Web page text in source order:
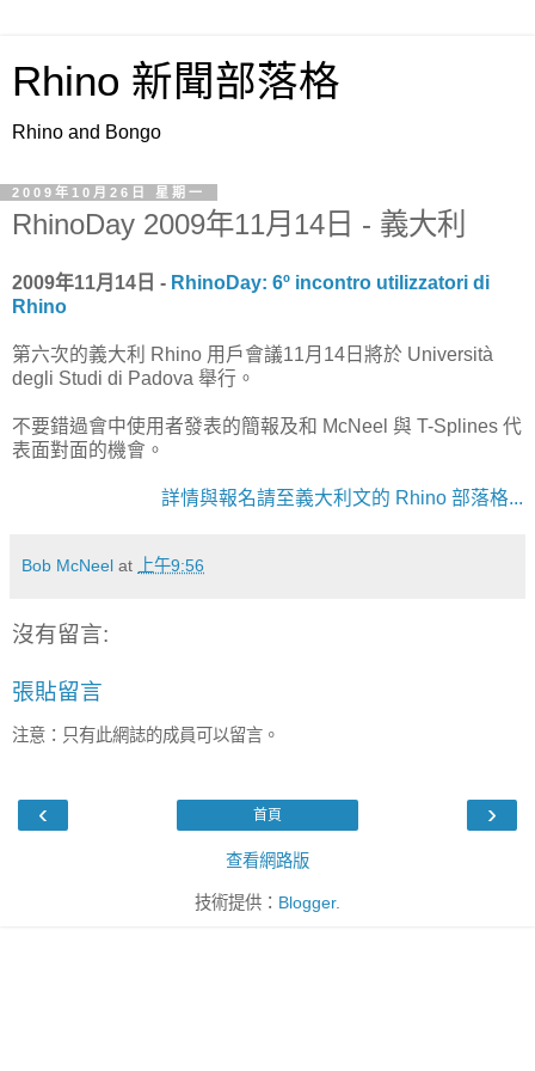
Rhino 新聞部落格
Rhino and Bongo
2009年10月26日 星期一
RhinoDay 2009年11月14日 - 義大利
2009年11月14日 - RhinoDay: 6º incontro utilizzatori di
Rhino
第六次的義大利 Rhino 用戶會議11月14日將於 Università
degli Studi di Padova 舉行。
不要錯過會中使用者發表的簡報及和 McNeel 與 T-Splines 代
表面對面的機會。
詳情與報名請至義大利文的 Rhino 部落格...
Bob McNeel at 上午9:56
沒有留言:
張貼留言
注意：只有此網誌的成員可以留言。
‹ ›
首頁
查看網路版
技術提供： Blogger.